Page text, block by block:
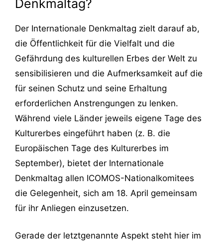
Denkmaltag?
Der Internationale Denkmaltag zielt darauf ab,
die Öffentlichkeit für die Vielfalt und die
Gefährdung des kulturellen Erbes der Welt zu
sensibilisieren und die Aufmerksamkeit auf die
für seinen Schutz und seine Erhaltung
erforderlichen Anstrengungen zu lenken.
Während viele Länder jeweils eigene Tage des
Kulturerbes eingeführt haben (z. B. die
Europäischen Tage des Kulturerbes im
September), bietet der Internationale
Denkmaltag allen ICOMOS-Nationalkomitees
die Gelegenheit, sich am 18. April gemeinsam
für ihr Anliegen einzusetzen.
Gerade der letztgenannte Aspekt steht hier im